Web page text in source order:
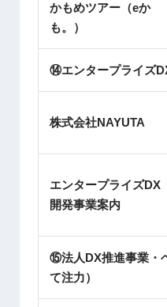
かもめツアー（eか
も。）
⑭エンタープライズ
株式会社NAYUTA
エンタープライズDX
開発事業案内
⑮法人DX推進事業・
て注力）